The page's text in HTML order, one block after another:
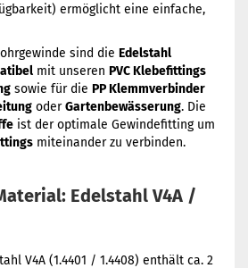
ermöglicht eine einfache,
sind die Edelstahl
mit unseren PVC Klebefittings
sowie für die PP Klemmverbinder
oderGartenbewässerung. Die
ist der optimale Gewindefitting um
miteinander zu verbinden.
Edelstahl V4A /
V4A (1.4401 / 1.4408) enthält ca. 2